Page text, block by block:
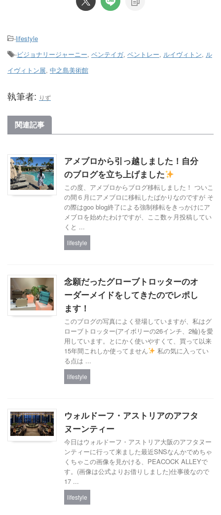
-lifestyle
-ビジョナリージャーニー, ベンテイガ, ベントレー, ルイヴィトン, ル
イヴィトン展, 中之島美術館
執筆者: りず
関連記事
アメブロから引っ越しました！自分
のブログを立ち上げました
この度、アメブロからブログ移転しました！ ついこ
の間６月にアメブロに移転したばかりなのですが そ
の際はgoo blog終了による強制移転をきっかけにア
メブロを始めたわけですが、ここ数ヶ月投稿してい
くと ...
lifestyle
念願だったグローブトロッターのオ
ーダーメイドをしてきたのでレポし
ます！
このブログの写真によく登場していますが、私はグ
ローブトロッター(アイボリーの26インチ、2輪)を愛
用しています。とにかく使いやすくて、買って以来
15年間これしか使ってません
私の気に入ってい
る点は ...
lifestyle
ウォルドーフ・アストリアのアフタ
ヌーンティー
今日はウォルドーフ・アストリア大阪のアフタヌー
ンティーに行って来ました最近SNSなんかでめちゃ
くちゃこの画像を見かける、PEACOCK ALLEYで
す。(画像は公式よりお借りしました)仕事後なので
17 ...
lifestyle